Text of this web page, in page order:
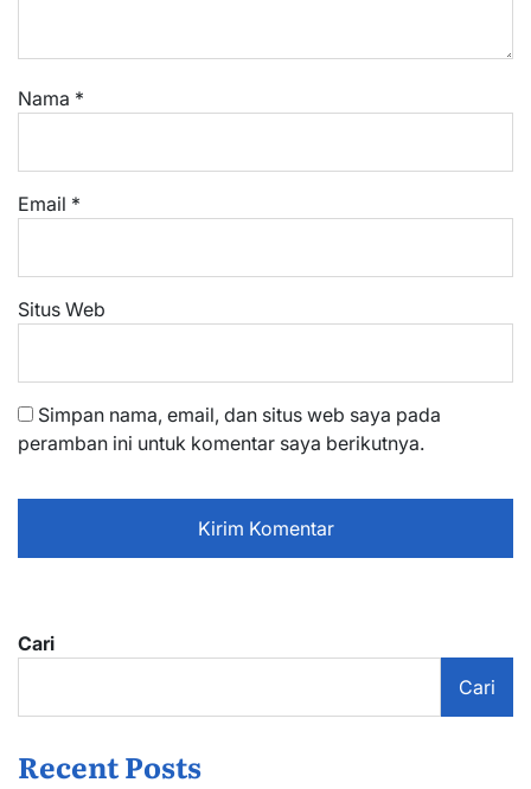
Nama *
Email *
Situs Web
Simpan nama, email, dan situs web saya pada
peramban ini untuk komentar saya berikutnya.
Cari
Cari
Recent Posts